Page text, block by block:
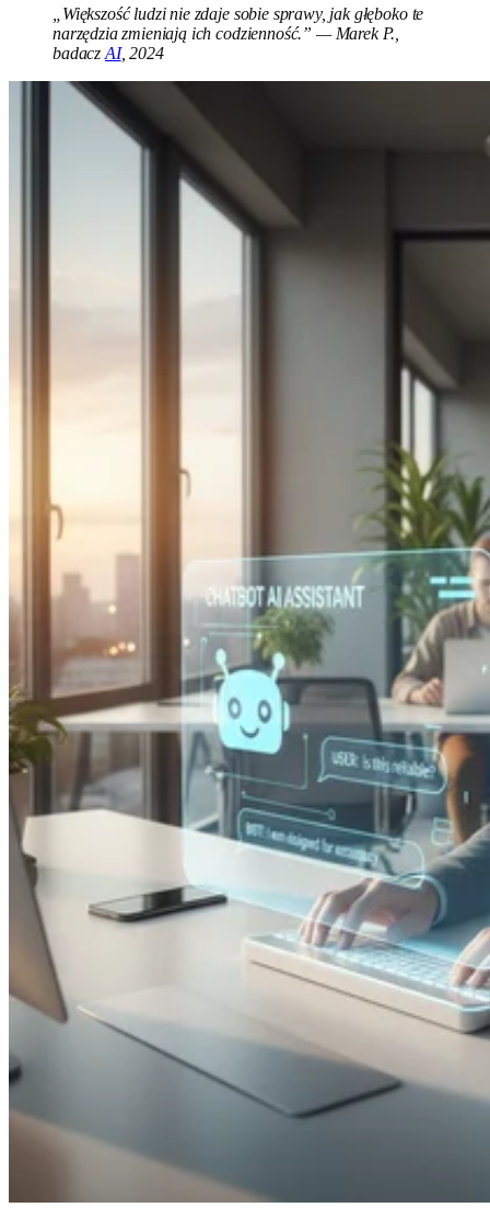
„Większość ludzi nie zdaje sobie sprawy, jak głęboko te
narzędzia zmieniają ich codzienność.” — Marek P.,
badacz AI, 2024